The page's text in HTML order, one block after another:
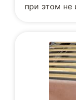
при этом не